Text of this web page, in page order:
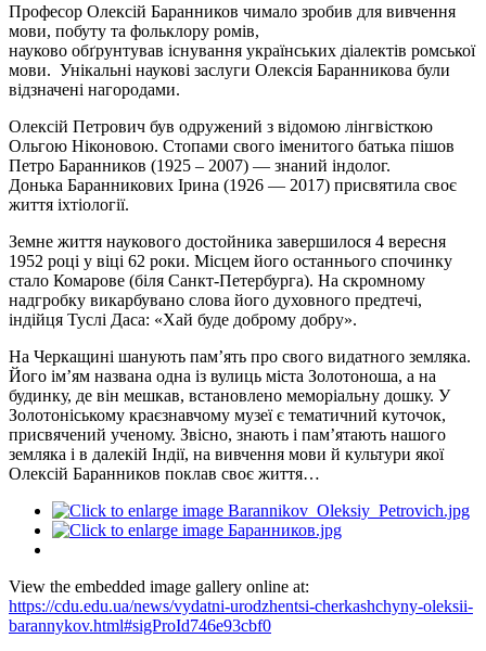
Професор Олексій Баранников чимало зробив для вивчення
мови, побуту та фольклору ромів,
науково обґрунтував існування українських діалектів ромської
мови. Унікальні наукові заслуги Олексія Баранникова були
відзначені нагородами.
Олексій Петрович був одружений з відомою лінгвісткою
Ольгою Ніконовою. Стопами свого іменитого батька пішов
Петро Баранников (1925 – 2007) — знаний індолог.
Донька Баранникових Ірина (1926 — 2017) присвятила своє
життя іхтіології.
Земне життя наукового достойника завершилося 4 вересня
1952 році у віці 62 роки. Місцем його останнього спочинку
стало Комарове (біля Санкт-Петербурга). На скромному
надгробку викарбувано слова його духовного предтечі,
індійця Туслі Даса: «Хай буде доброму добру».
На Черкащині шанують пам’ять про свого видатного земляка.
Його ім’ям названа одна із вулиць міста Золотоноша, а на
будинку, де він мешкав, встановлено меморіальну дошку. У
Золотоніському краєзнавчому музеї є тематичний куточок,
присвячений ученому. Звісно, знають і пам’ятають нашого
земляка і в далекій Індії, на вивчення мови й культури якої
Олексій Баранников поклав своє життя…
View the embedded image gallery online at:
https://cdu.edu.ua/news/vydatni-urodzhentsi-cherkashchyny-oleksii-
barannykov.html#sigProId746e93cbf0